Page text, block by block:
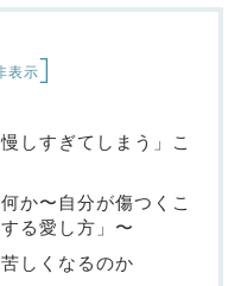
表示]
しすぎてしまう」こ
か〜自分が傷つくこ
る愛し方」〜
しくなるのか